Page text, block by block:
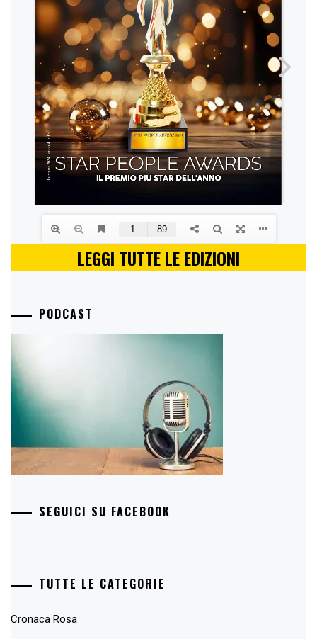
LEGGI TUTTE LE EDIZIONI
PODCAST
SEGUICI SU FACEBOOK
TUTTE LE CATEGORIE
Cronaca Rosa